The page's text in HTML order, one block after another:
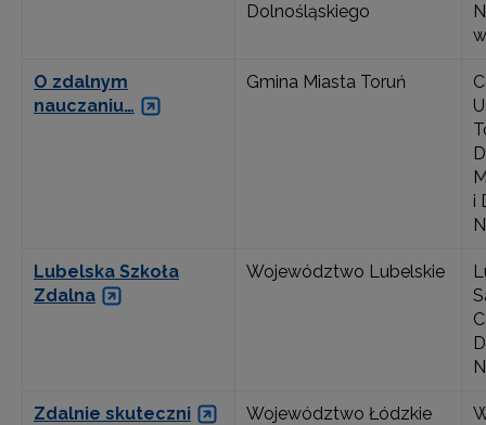
Dolnośląskiego
O zdalnym
nauczaniu…
Gmina Miasta Toruń
i
Lubelska Szkoła
Zdalna
Województwo Lubelskie
Zdalnie skuteczni Województwo Łódzkie